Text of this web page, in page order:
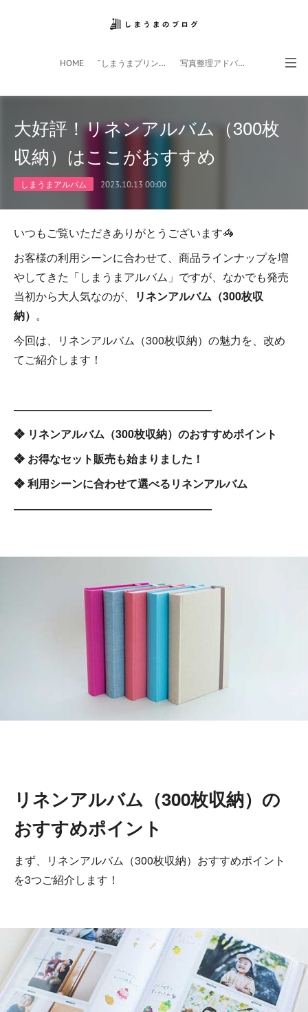
HOME ”しまうまプリント”サイト 写真整理アドバイザー
大好評！リネンアルバム（300枚
収納）はここがおすすめ
しまうまアルバム 2023.10.13 00:00
いつもご覧いただきありがとうございます🦓
お客様の利用シーンに合わせて、商品ラインナップを増
やしてきた「しまうまアルバム」ですが、なかでも発売
当初から大人気なのが、
リネンアルバム（300枚収
納） 。
今回は、リネンアルバム（300枚収納）の魅力を、改め
てご紹介します！
――――――――――――――――――
❖ リネンアルバム（300枚収納）のおすすめポイント
❖ お得なセット販売も始まりました！
❖ 利用シーンに合わせて選べるリネンアルバム
――――――――――――――――――
リネンアルバム（300枚収納）の
おすすめポイント
まず、リネンアルバム（300枚収納）おすすめポイント
を3つご紹介します！